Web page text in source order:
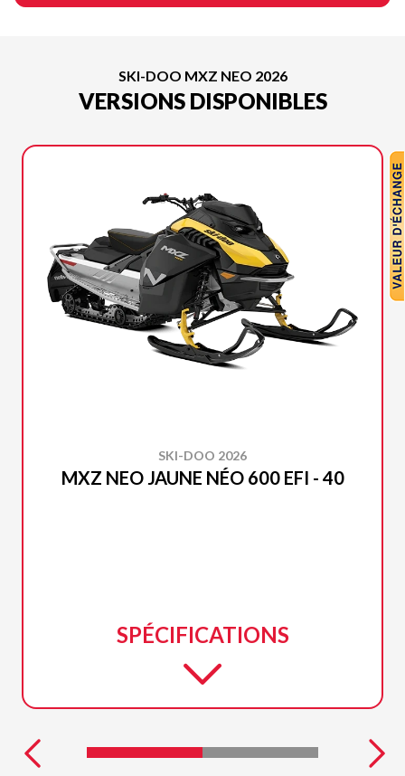
SKI-DOO MXZ NEO 2026
VERSIONS DISPONIBLES
SKI-DOO 2026
MXZ NEO JAUNE NÉO 600 EFI - 40
SPÉCIFICATIONS